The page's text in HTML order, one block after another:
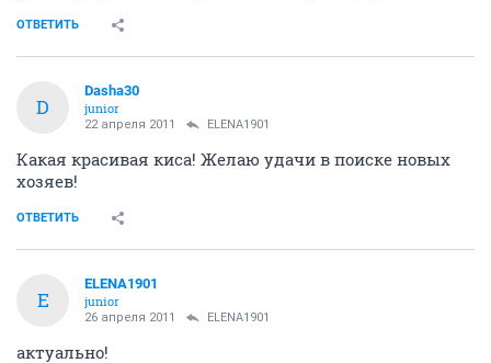
ОТВЕТИТЬ
D
Dasha30
junior
22 апреля 2011 ELENA1901
Какая красивая киса! Желаю удачи в поиске новых
хозяев!
ОТВЕТИТЬ
E
ELENA1901
junior
26 апреля 2011 ELENA1901
актуально!